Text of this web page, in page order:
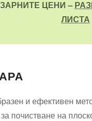
ЦЕНИ –
ЛИСТА
и ефективен
почистване на